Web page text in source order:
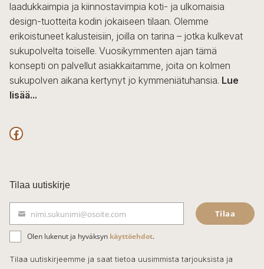
laadukkaimpia ja kiinnostavimpia koti- ja ulkomaisia
design-tuotteita kodin jokaiseen tilaan. Olemme
erikoistuneet kalusteisiin, joilla on tarina – jotka kulkevat
sukupolvelta toiselle. Vuosikymmenten ajan tämä
konsepti on palvellut asiakkaitamme, joita on kolmen
sukupolven aikana kertynyt jo kymmeniätuhansia. Lue
lisää...
F
c
e
b
o
o
Tilaa uutiskirje
ä
h
k
nimi.sukunimi@osoite.com Tilaa
Olen lukenut ja hyväksyn käyttöehdot.
Tilaa uutiskirjeemme ja saat tietoa uusimmista tarjouksista ja